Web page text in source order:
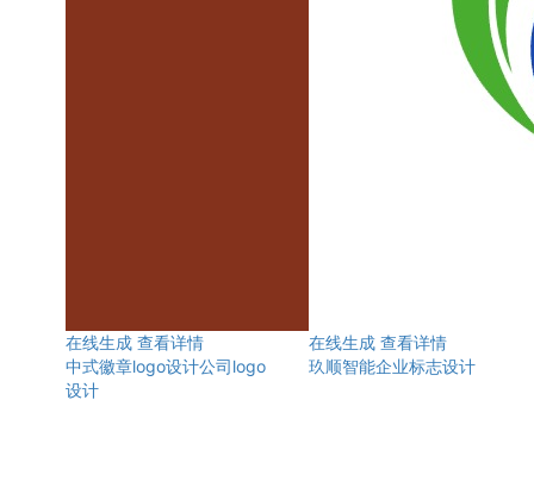
在线生成 查看详情
中式徽章logo设计公司logo
设计
在线生成 查看详情
玖顺智能企业标志设计